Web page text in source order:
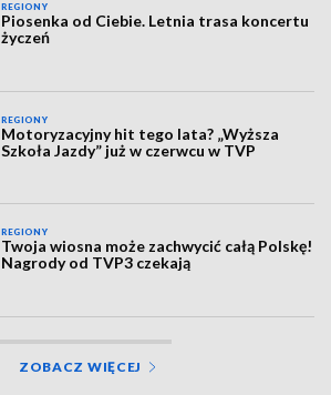
REGIONY
Piosenka od Ciebie. Letnia trasa koncertu
życzeń
REGIONY
Motoryzacyjny hit tego lata? „Wyższa
Szkoła Jazdy” już w czerwcu w TVP
REGIONY
Twoja wiosna może zachwycić całą Polskę!
Nagrody od TVP3 czekają
ZOBACZ WIĘCEJ